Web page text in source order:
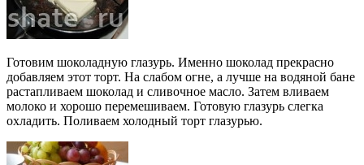
Готовим шоколадную глазурь. Именно шоколад прекрасно
добавляем этот торт. На слабом огне, а лучше на водяной бане
растапливаем шоколад и сливочное масло. Затем вливаем
молоко и хорошо перемешиваем. Готовую глазурь слегка
охладить. Поливаем холодный торт глазурью.